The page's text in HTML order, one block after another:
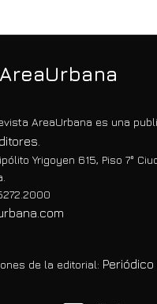
AreaUrbana es una
Yrigoyen 615, Piso 7°
de la editorial: Periódico